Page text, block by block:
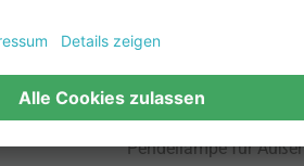
Beliebte Leuchten
Pendellampe für